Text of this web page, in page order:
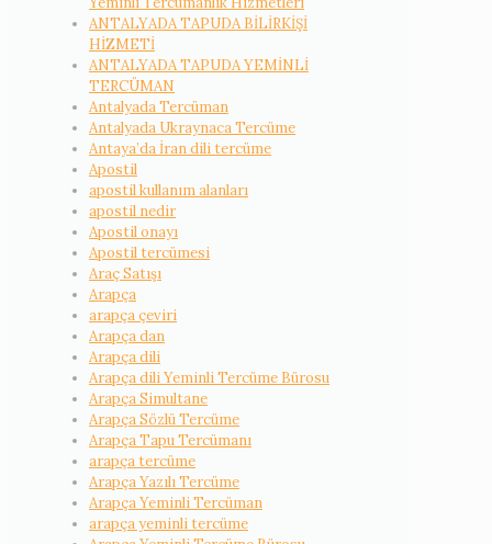
ANTALYADA TAPUDA BİLİRKİŞİ
HİZMETİ
ANTALYADA TAPUDA YEMİNLİ
TERCÜMAN
Antalyada Tercüman
Antalyada Ukraynaca Tercüme
Antaya’da İran dili tercüme
Apostil
apostil kullanım alanları
apostil nedir
Apostil onayı
Apostil tercümesi
Araç Satışı
Arapça
arapça çeviri
Arapça dan
Arapça dili
Arapça dili Yeminli Tercüme Bürosu
Arapça Simultane
Arapça Sözlü Tercüme
Arapça Tapu Tercümanı
arapça tercüme
Arapça Yazılı Tercüme
Arapça Yeminli Tercüman
arapça yeminli tercüme